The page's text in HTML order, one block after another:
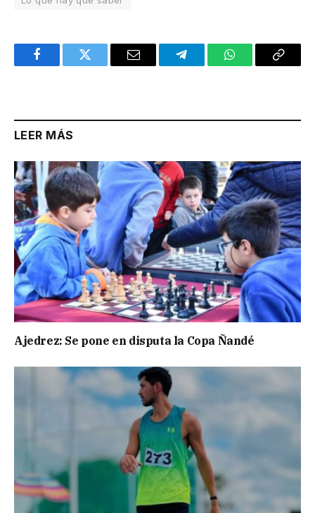
FacebookTwitter Email TelegramWhatsAppCopy
LEER MÁS
Ajedrez: Se pone en disputa la Copa Ñandé